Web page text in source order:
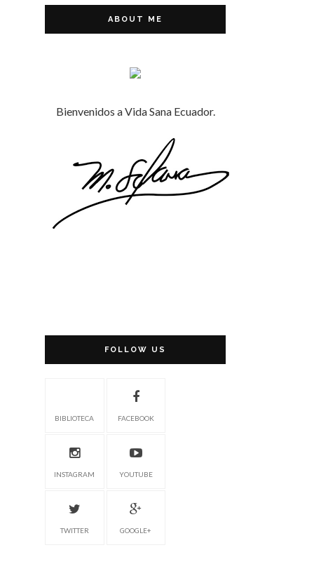
ABOUT ME
Bienvenidos a Vida Sana Ecuador.
FOLLOW US
BIBLIOTECA FACEBOOK
INSTAGRAM YOUTUBE
TWITTER GOOGLE+